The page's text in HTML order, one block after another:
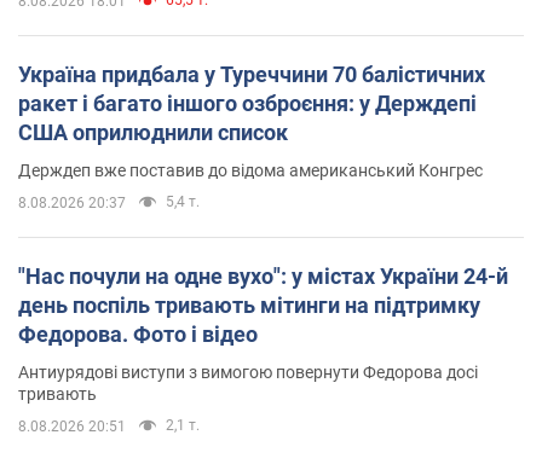
Україна придбала у Туреччини 70 балістичних
ракет і багато іншого озброєння: у Держдепі
США оприлюднили список
Держдеп вже поставив до відома американський Конгрес
8.08.2026 20:37 5,4 т.
"Нас почули на одне вухо": у містах України 24-й
день поспіль тривають мітинги на підтримку
Федорова. Фото і відео
Антиурядові виступи з вимогою повернути Федорова досі
тривають
8.08.2026 20:51 2,1 т.